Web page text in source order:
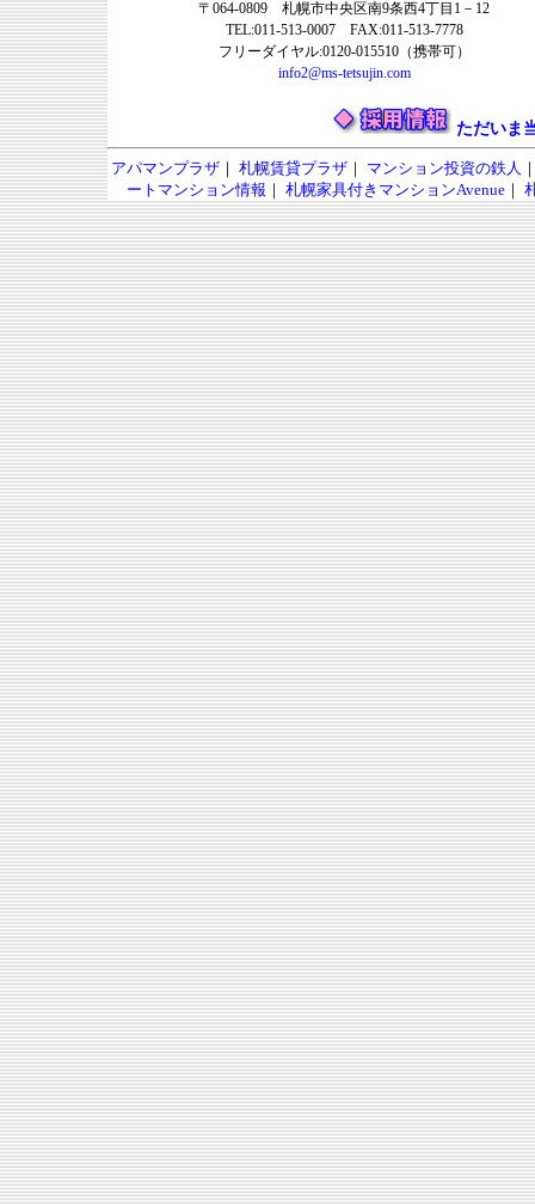
〒064-0809 札幌市中央区南9条西4丁目1－12
TEL:011-513-0007 FAX:011-513-7778
フリーダイヤル:0120-015510（携帯可）
info2@ms-tetsujin.com
ただいま
アパマンプラザ｜ 札幌賃貸プラザ｜ マンション投資の鉄人
ートマンション情報 ｜ 札幌家具付きマンションAvenue ｜